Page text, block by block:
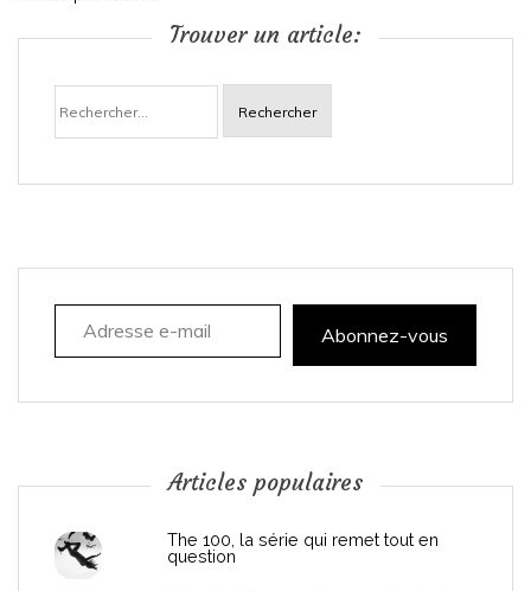
i
a
n
Trouver un article:
Rechercher :
Adresse e-mail
Abonnez-vous
Articles populaires
The 100, la série qui remet tout en
question